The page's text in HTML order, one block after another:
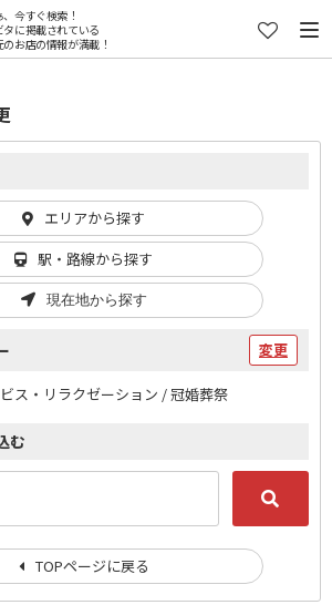
、今すぐ検索！
タに掲載されている
のお店の情報が満載！
エリアから探す
駅・路線から探す
現在地から探す
変更
ス・リラクゼーション / 冠婚葬祭
む
TOPページに戻る